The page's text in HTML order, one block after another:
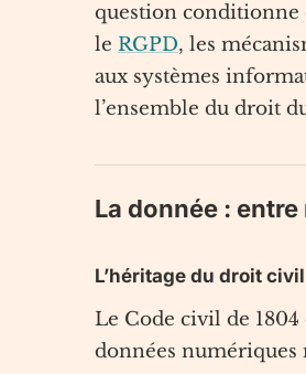
question conditionne
le RGPD, les
aux systèmes
l’ensemble du droit
La donnée :
L’héritage du droit
Le Code civil de
données numériques